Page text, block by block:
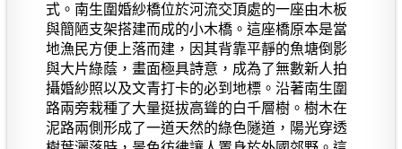
式。南生圍婚紗橋位於河流交頂處的一座由木板
與簡陋支架搭建而成的小木橋。這座橋原本是當
地漁民方便上落而建，因其背靠平靜的魚塘倒影
與大片綠蔭，畫面極具詩意，成為了無數新人拍
攝婚紗照以及文青打卡的必到地標。沿著南生圍
路兩旁栽種了大量挺拔高聳的白千層樹。樹木在
泥路兩側形成了一道天然的綠色隧道，陽光穿透